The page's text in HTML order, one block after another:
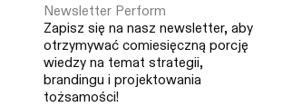
Newsletter Perform
Zapisz się na nasz newsletter, aby
otrzymywać comiesięczną porcję
wiedzy na temat strategii,
brandingu i projektowania
tożsamości!